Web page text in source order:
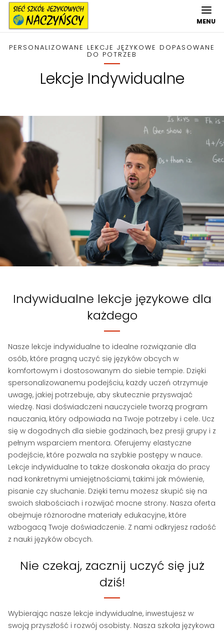
MENU
PERSONALIZOWANE LEKCJE JĘZYKOWE DOPASOWANE
DO POTRZEB
Lekcje Indywidualne
indywidualne lekcje językowe dla
każdego
Nasze lekcje indywidualne to idealne rozwiązanie dla
osób, które pragną uczyć się języków obcych w
komfortowym i dostosowanym do siebie tempie. Dzięki
spersonalizowanemu podejściu, każdy uczeń otrzymuje
uwagę, jakiej potrzebuje, aby skutecznie przyswajać
wiedzę. Nasi doświadczeni nauczyciele tworzą program
nauczania, który odpowiada na Twoje potrzeby i cele. Ucz
się w dogodnych dla siebie godzinach, bez presji grupy i z
pełnym wsparciem mentora. Oferujemy elastyczne
podejście, które pozwala na szybkie postępy w nauce.
Lekcje indywidualne to także doskonała okazja do pracy
nad konkretnymi umiejętnościami, takimi jak mówienie,
pisanie czy słuchanie. Dzięki temu możesz skupić się na
swoich słabościach i rozwijać mocne strony. Nasza oferta
obejmuje różnorodne materiały edukacyjne, które
wzbogacą Twoje doświadczenie. Z nami odkryjesz radość
z nauki języków obcych.
nie czekaj, zacznij uczyć się już
dziś!
Wybierając nasze lekcje indywidualne, inwestujesz w
swoją przyszłość i rozwój osobisty. Nasza szkoła językowa